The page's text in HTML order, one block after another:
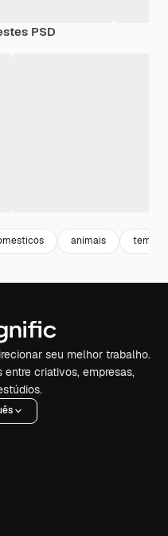
PSD
animais
seu melhor trabalho.
entre criativos, empresas,